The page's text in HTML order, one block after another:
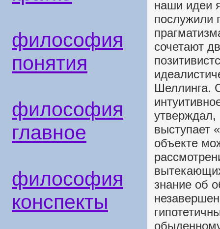
философия
понятия
философия
главное
философия
конспекты
наши идеи
послужили
сочетают
Шеллинга.
утверждал,
выступает
объекте
знание об